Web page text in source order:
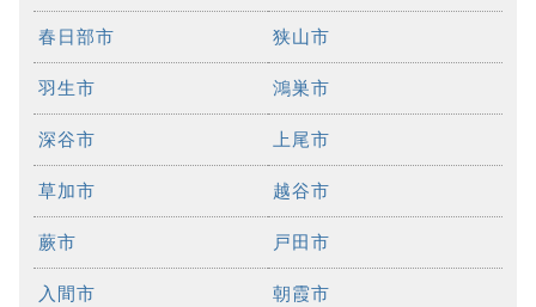
春日部市 狭山市
羽生市 鴻巣市
深谷市 上尾市
草加市 越谷市
蕨市 戸田市
入間市 朝霞市